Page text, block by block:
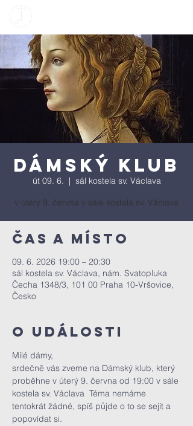
Dámský klub
út 09. 6.
  |
sál kostela sv. Václava
v úterý 9. června v sále kostela sv. Václava
Čas a místo
09. 6. 2026 19:00 – 20:30
sál kostela sv. Václava, nám. Svatopluka
Čecha 1348/3, 101 00 Praha 10-Vršovice,
Česko
O události
Milé dámy,
srdečně vás zveme na Dámský klub, který
proběhne v úterý 9. června od 19:00 v sále
kostela sv. Václava  Téma nemáme
tentokrát žádné, spíš půjde o to se sejít a
popovídat si.